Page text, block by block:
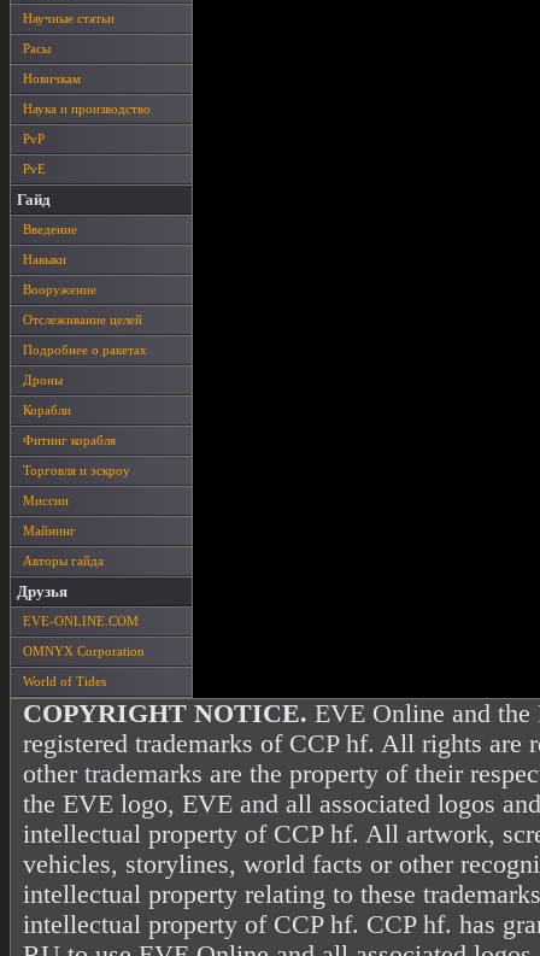
Научные статьи
Расы
Новичкам
Наука и производство
PvP
PvE
Гайд
Введение
Навыки
Вооружение
Отслеживание целей
Подробнее о ракетах
Дроны
Корабли
Фитинг корабля
Торговля и эскроу
Миссии
Майнинг
Авторы гайда
Друзья
EVE-ONLINE.COM
OMNYX Corporation
World of Tides
COPYRIGHT NOTICE. EVE Online and the
registered trademarks of CCP hf. All rights are
other trademarks are the property of their
the EVE logo, EVE and all associated logos
intellectual property of CCP hf. All artwork,
vehicles, storylines, world facts or other
intellectual property relating to these
intellectual property of CCP hf. CCP hf. has